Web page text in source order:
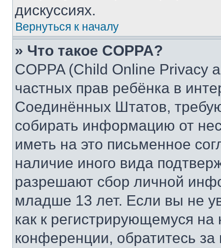
дискуссиях.
Вернуться к началу
» Что такое COPPA?
COPPA (Child Online Privacy
частных прав ребёнка в
Соединённых Штатов,
собирать информацию от
иметь на это письменное
наличие иного вида
разрешают сбор личной
младше 13 лет. Если вы не
как к регистрирующемуся
конференции, обратитесь